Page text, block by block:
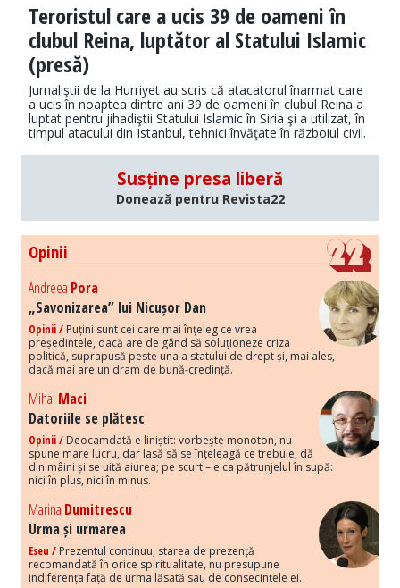
Teroristul care a ucis 39 de oameni în
clubul Reina, luptător al Statului Islamic
(presă)
Jurnaliştii de la Hurriyet au scris că atacatorul înarmat care
a ucis în noaptea dintre ani 39 de oameni în clubul Reina a
luptat pentru jihadiştii Statului Islamic în Siria şi a utilizat, în
timpul atacului din Istanbul, tehnici învăţate în războiul civil.
Susține presa liberă
Donează pentru Revista22
Opinii
Andreea Pora
„Savonizarea” lui Nicușor Dan
Opinii / Puțini sunt cei care mai înțeleg ce vrea
președintele, dacă are de gând să soluționeze criza
politică, suprapusă peste una a statului de drept și, mai ales,
dacă mai are un dram de bună-credință.
Mihai Maci
Datoriile se plătesc
Opinii / Deocamdată e liniștit: vorbește monoton, nu
spune mare lucru, dar lasă să se înțeleagă ce trebuie, dă
din mâini și se uită aiurea; pe scurt – e ca pătrunjelul în supă:
nici în plus, nici în minus.
Marina Dumitrescu
Urma și urmarea
Eseu / Prezentul continuu, starea de prezență
recomandată în orice spiritualitate, nu presupune
indiferența față de urma lăsată sau de consecințele ei.